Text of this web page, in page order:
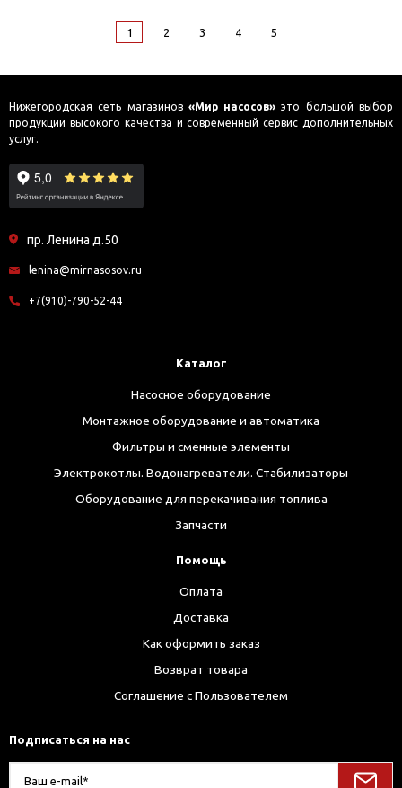
1 2 3 4 5
Нижегородская сеть магазинов «Мир насосов» это большой выбор
продукции высокого качества и современный сервис дополнительных
услуг.
пр. Ленина д.50
lenina@mirnasosov.ru
+7(910)-790-52-44
Каталог
Насосное оборудование
Монтажное оборудование и автоматика
Фильтры и сменные элементы
Электрокотлы. Водонагреватели. Стабилизаторы
Оборудование для перекачивания топлива
Запчасти
Помощь
Оплата
Доставка
Как оформить заказ
Возврат товара
Соглашение с Пользователем
Подписаться на нас